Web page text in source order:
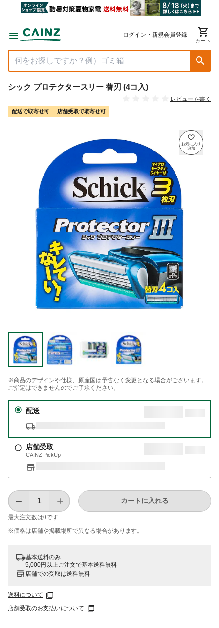
ログイン・新規会員登録
カート
シック プロテクタースリー 替刃 (4コ入)
レビューを書く
配送で取寄せ可 店舗受取で取寄せ可
※商品のデザインや仕様、原産国は予告なく変更となる場合がございます。
ご指定はできませんのでご了承ください。
配送
店舗受取
CAINZ PickUp
最大注文数は0です
カートに入れる
※価格は​店舗や​掲載場所で​異なる​場合が​あります。
基本送料のみ
5,000円以上ご注文で基本送料無料
店舗での受取は送料無料
送料について
店舗受取のお支払いについて